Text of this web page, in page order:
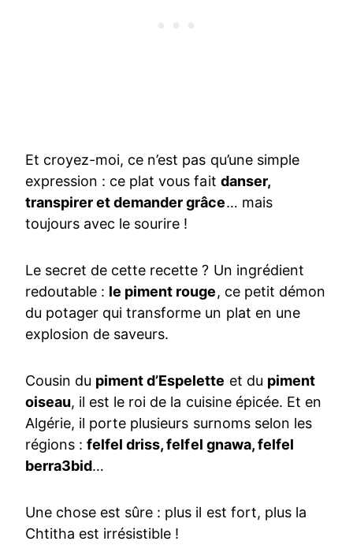
Et croyez-moi, ce n’est pas qu’une simple
expression : ce plat vous fait danser,
transpirer et demander grâce… mais
toujours avec le sourire !
Le secret de cette recette ? Un ingrédient
redoutable : le piment rouge, ce petit démon
du potager qui transforme un plat en une
explosion de saveurs.
Cousin du piment d’Espelette et du piment
oiseau, il est le roi de la cuisine épicée. Et en
Algérie, il porte plusieurs surnoms selon les
régions :felfel driss, felfel gnawa, felfel
berra3bid…
Une chose est sûre : plus il est fort, plus la
Chtitha est irrésistible !